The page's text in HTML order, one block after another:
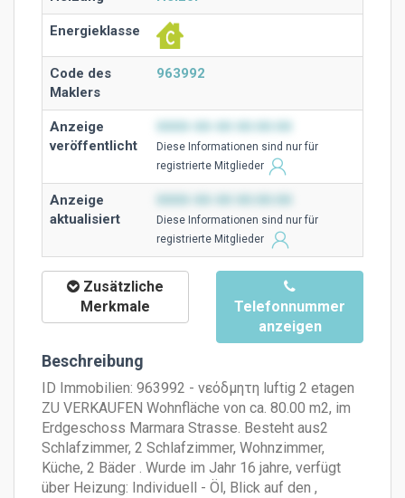
Energieklasse
Code des
Maklers
963992
Anzeige
veröffentlicht
Diese Ιnformationen sind nur für
registrierte Mitglieder
Anzeige
aktualisiert
Diese Ιnformationen sind nur für
registrierte Mitglieder
Zusätzliche
Merkmale
Telefonnummer
anzeigen
Beschreibung
ID Immobilien: 963992 - νεόδμητη luftig 2 etagen
ZU VERKAUFEN Wohnfläche von ca. 80.00 m2, im
Erdgeschoss Marmara Strasse. Besteht aus2
Schlafzimmer, 2 Schlafzimmer, Wohnzimmer,
Küche, 2 Bäder . Wurde im Jahr 16 jahre, verfügt
über Heizung: Individuell - Öl, Blick auf den ,